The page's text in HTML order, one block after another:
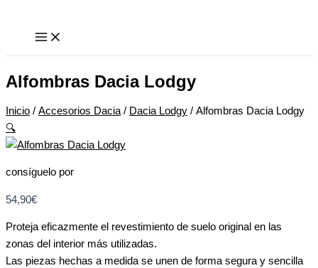
contenido
Alfombras Dacia Lodgy
Inicio / Accesorios Dacia / Dacia Lodgy / Alfombras Dacia Lodgy
🔍
consíguelo por
54,90€
Proteja eficazmente el revestimiento de suelo original en las
zonas del interior más utilizadas.
Las piezas hechas a medida se unen de forma segura y sencilla
cantidad